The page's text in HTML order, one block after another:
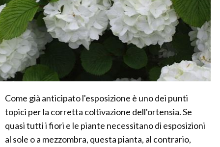
Come già anticipato l'esposizione è uno dei punti
topici per la corretta coltivazione dell'ortensia. Se
quasi tutti i fiori e le piante necessitano di esposizioni
al sole o a mezzombra, questa pianta, al contrario,